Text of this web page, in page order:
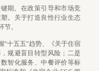
期。在政策引导和市场竞
。关于打造良性行业生态
。
“十五五”趋势、《关于住宿
规避盲目转型风险；二是
智化服务、中餐评价等标